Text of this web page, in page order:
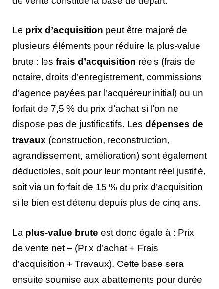
Le prix d’acquisition peut être majoré de
plusieurs éléments pour réduire la plus-value
brute : les frais d’acquisition réels (frais de
notaire, droits d’enregistrement, commissions
d’agence payées par l’acquéreur initial) ou un
forfait de 7,5 % du prix d’achat si l’on ne
dispose pas de justificatifs. Les dépenses de
travaux (construction, reconstruction,
agrandissement, amélioration) sont également
déductibles, soit pour leur montant réel justifié,
soit via un forfait de 15 % du prix d’acquisition
si le bien est détenu depuis plus de cinq ans.
La plus-value brute est donc égale à : Prix
de vente net – (Prix d’achat + Frais
d’acquisition + Travaux). Cette base sera
ensuite soumise aux abattements pour durée